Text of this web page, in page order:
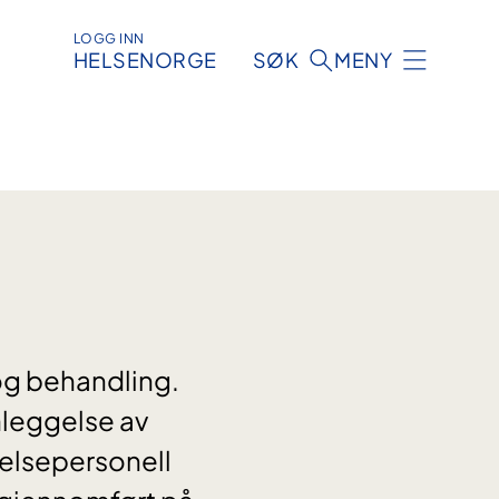
LOGG INN
HELSENORGE SØK MENY
behandling.
av